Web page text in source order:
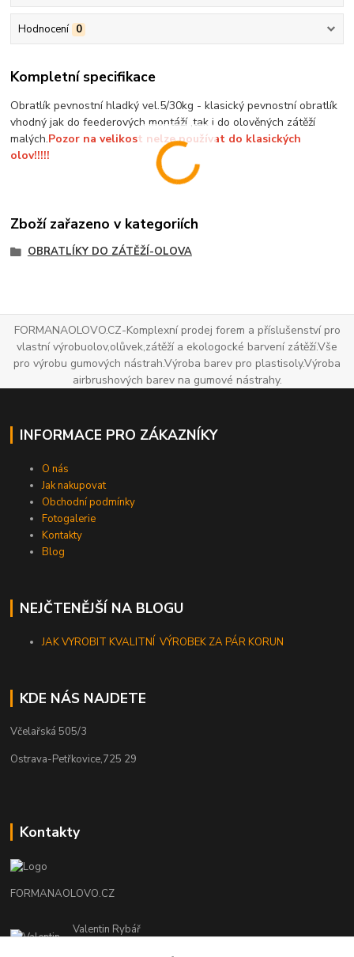
Hodnocení 0
Kompletní specifikace
Obratlík pevnostní hladký vel.5/30kg - klasický pevnostní obratlík
vhodný jak do feederových montáží ,tak i do olověných zátěží
malých.Pozor na velikost nelze používat do klasických
olov!!!!!
Zboží zařazeno v kategoriích
OBRATLÍKY DO ZÁTĚŽÍ-OLOVA
FORMANAOLOVO.CZ-Komplexní prodej forem a příslušenství pro
vlastní výrobuolov,olůvek,zátěží a ekologocké barvení zátěží.Vše
pro výrobu gumových nástrah.Výroba barev pro plastisoly.Výroba
airbrushových barev na gumové nástrahy.
INFORMACE PRO ZÁKAZNÍKY
O nás
Jak nakupovat
Obchodní podmínky
Fotogalerie
Kontakty
Blog
NEJČTENĚJŠÍ NA BLOGU
JAK VYROBIT KVALITNÍ VÝROBEK ZA PÁR KORUN
KDE NÁS NAJDETE
Včelařská 505/3
Ostrava-Petřkovice,725 29
Kontakty
FORMANAOLOVO.CZ
Valentin Rybář